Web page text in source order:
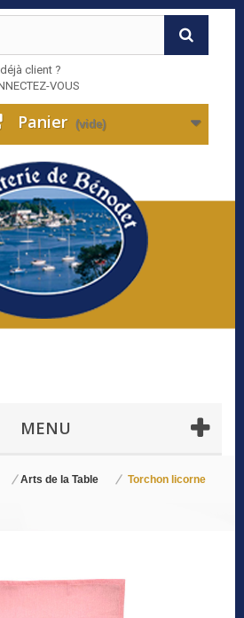
déjà client ?
VOUS
Panier (vide)
MENU
Arts de la Table
Torchon licorne